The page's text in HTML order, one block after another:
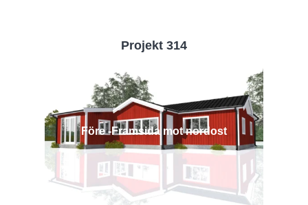
Projekt 314
Före -Framsida mot nordost